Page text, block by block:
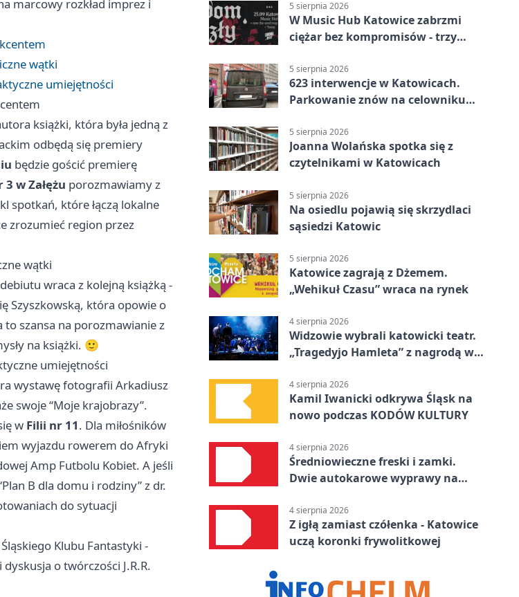
marcowy rozkład imprez i
wątki
umiejętności
książki, która była jedną z
odbędą się premiery
będzie gościć premierę
w Załężu porozmawiamy z
spotkań, które łączą lokalne
zrozumieć region przez
wątki
wraca z kolejną książką -
Szyszkowską, która opowie o
szansa na porozmawianie z
na książki. 🙂
umiejętności
wystawę fotografii Arkadiusz
swoje “Moje krajobrazy”.
w Filii nr 11. Dla miłośników
wyjazdu rowerem do Afryki
Amp Futbolu Kobiet. A jeśli
B dla domu i rodziny” z dr.
do sytuacji
Klubu Fantastyki -
o twórczości J.R.R.
5 sierpnia 2026
W Music Hub Katowice zabrzmi
ciężar bez kompromisów - trzy
5 sierpnia 2026
623 interwencje w Katowicach.
Parkowanie znów na celowniku
5 sierpnia 2026
Joanna Wolańska spotka się z
czytelnikami w Katowicach
5 sierpnia 2026
Na osiedlu pojawią się skrzydlaci
sąsiedzi Katowic
5 sierpnia 2026
Katowice zagrają z Dżemem.
„Wehikuł Czasu” wraca na rynek
4 sierpnia 2026
Widzowie wybrali katowicki teatr.
„Tragedyjo Hamleta” z nagrodą w
4 sierpnia 2026
Kamil Iwanicki odkrywa Śląsk na
nowo podczas KODÓW KULTURY
4 sierpnia 2026
Średniowieczne freski i zamki.
Dwie autokarowe wyprawy na
4 sierpnia 2026
Z igłą zamiast czółenka - Katowice
uczą koronki frywolitkowej